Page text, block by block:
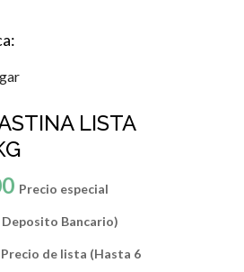
LISTA
Precio especial
Bancario)
Precio de lista (Hasta 6